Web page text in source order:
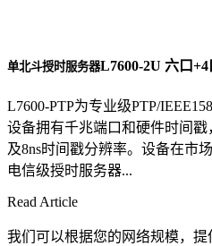
单北斗授时服务器L7600-2U 六口+4
L7600-PTP为专业级PTP/
设备拥有千兆端口和硬件时间戳
及8ns时间戳分辨率。设备在市
电信级授时服务器...
Read Article
我们可以根据您的网络规模，